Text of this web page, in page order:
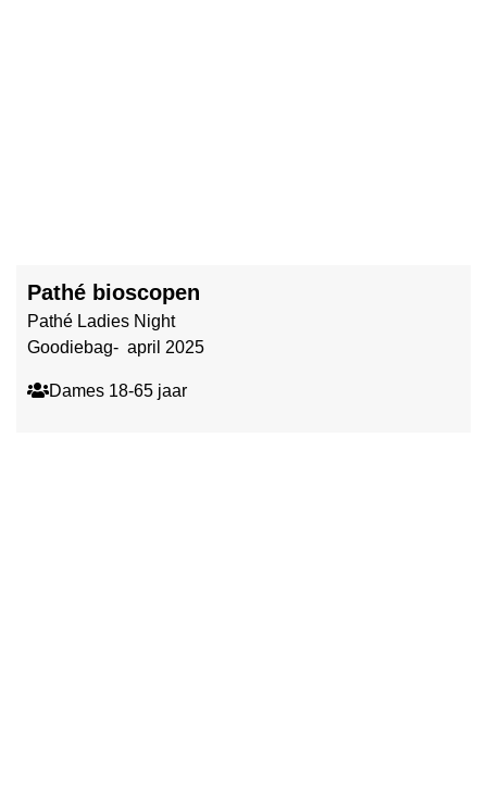
Pathé bioscopen
Pathé Ladies Night
Goodiebag- april 2025
Dames 18-65 jaar